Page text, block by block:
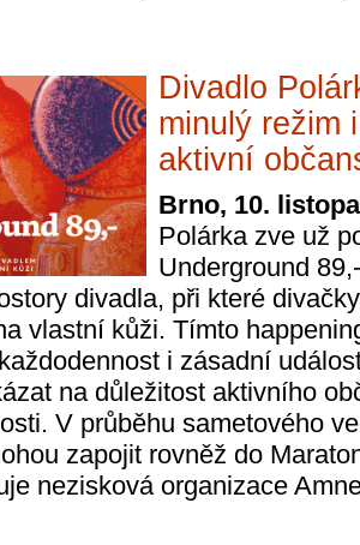
Divadlo
minulý režim
aktivní
Brno, 10.
Polárka zve už
Underground
divadla, při které
vlastní kůži. Tímto
i zásadní
na důležitost aktivního
V průběhu sametového
zapojit rovněž do
nezisková organizace